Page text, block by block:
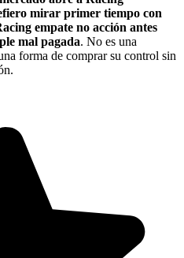
mirar primer tiempo con
empate no acción antes
mal pagada. No es una
forma de comprar su control sin